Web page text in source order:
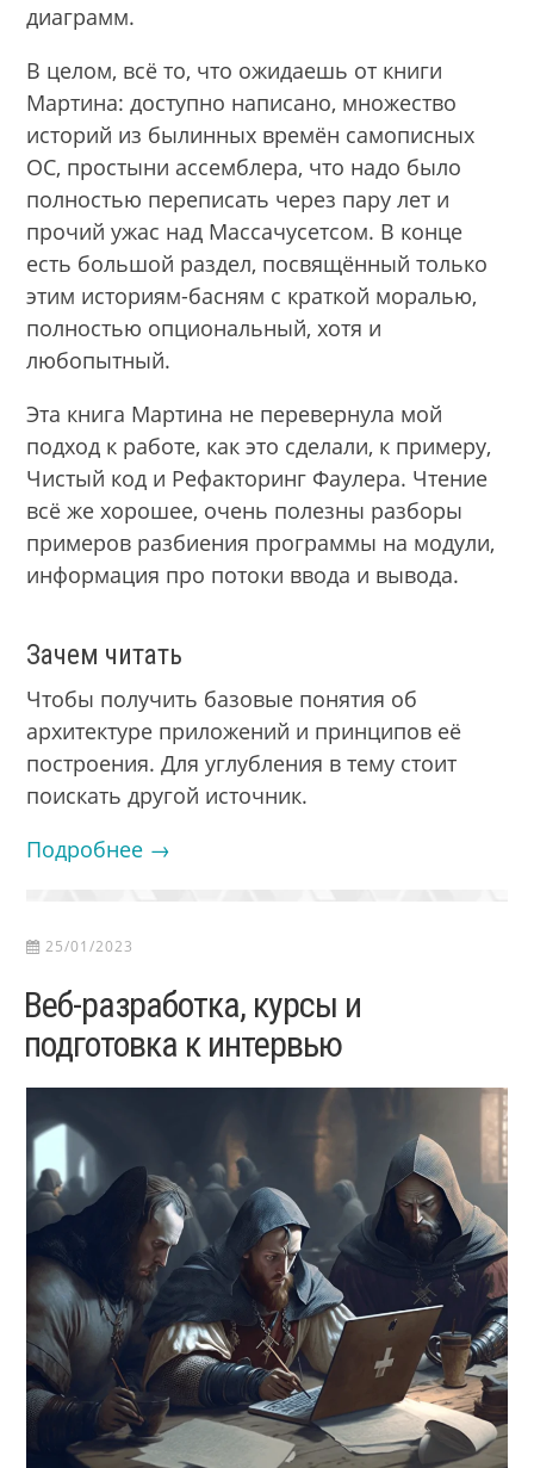
диаграмм.
В целом, всё то, что ожидаешь от книги
Мартина: доступно написано, множество
историй из былинных времён самописных
ОС, простыни ассемблера, что надо было
полностью переписать через пару лет и
прочий ужас над Массачусетсом. В конце
есть большой раздел, посвящённый только
этим историям-басням с краткой моралью,
полностью опциональный, хотя и
любопытный.
Эта книга Мартина не перевернула мой
подход к работе, как это сделали, к примеру,
Чистый код и Рефакторинг Фаулера. Чтение
всё же хорошее, очень полезны разборы
примеров разбиения программы на модули,
информация про потоки ввода и вывода.
Зачем читать
Чтобы получить базовые понятия об
архитектуре приложений и принципов её
построения. Для углубления в тему стоит
поискать другой источник.
Подробнее →
25/01/2023
Веб-разработка, курсы и
подготовка к интервью